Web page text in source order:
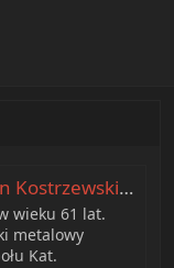
Muzyk miał 61 lat
wieku 61 lat.
metalowy
Kat.